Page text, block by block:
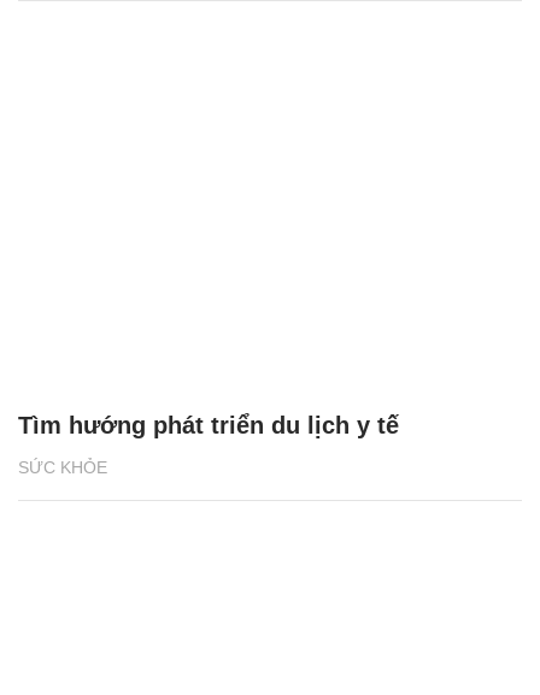
SỨC KHỎE
Tìm hướng phát triển du lịch y tế